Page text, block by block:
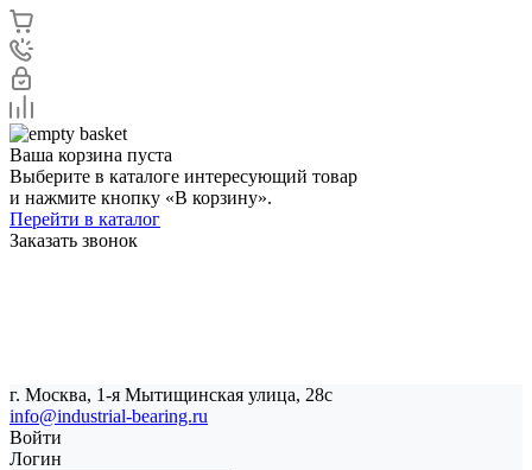
Ваша корзина пуста
Выберите в каталоге интересующий товар
и нажмите кнопку «В корзину».
Перейти в каталог
Заказать звонок
г. Москва, 1-я Мытищинская улица, 28с
info@industrial-bearing.ru
Войти
Логин